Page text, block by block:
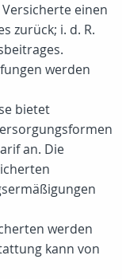
einen
zurück; i. d. R.
werden
bietet
an. Die
werden
kann von